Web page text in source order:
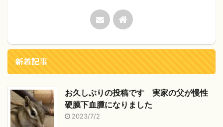
新着記事
お久しぶりの投稿です 実家の父が慢性
硬膜下血腫になりました
2023/7/2